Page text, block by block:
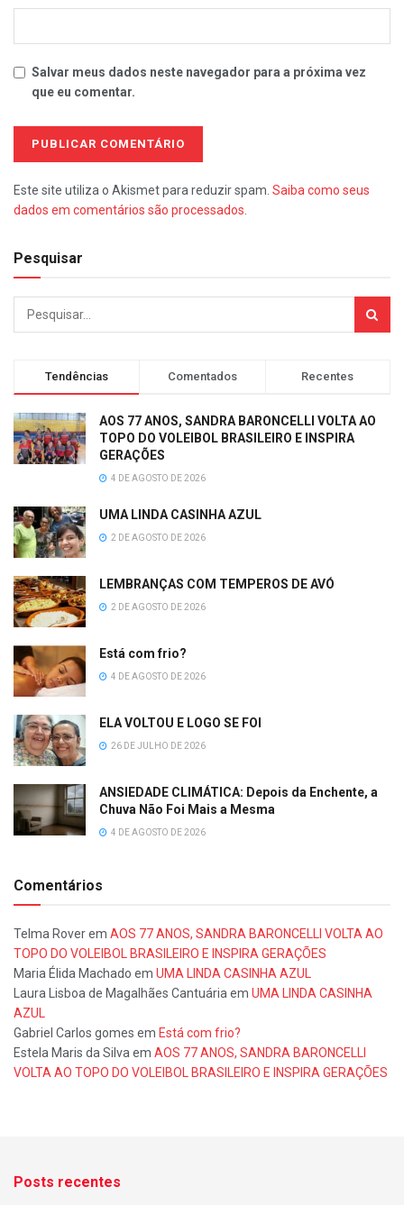
Salvar meus dados neste navegador para a próxima vez
que eu comentar.
Este site utiliza o Akismet para reduzir spam. Saiba como seus
dados em comentários são processados
Pesquisar
Tendências Comentados Recentes
AOS 77 ANOS, SANDRA BARONCELLI VOLTA AO
TOPO DO VOLEIBOL BRASILEIRO E INSPIRA
GERAÇÕES
4 DE AGOSTO DE 2026
UMA LINDA CASINHA AZUL
2 DE AGOSTO DE 2026
LEMBRANÇAS COM TEMPEROS DE AVÓ
2 DE AGOSTO DE 2026
Está com frio?
4 DE AGOSTO DE 2026
ELA VOLTOU E LOGO SE FOI
26 DE JULHO DE 2026
ANSIEDADE CLIMÁTICA: Depois da Enchente, a
Chuva Não Foi Mais a Mesma
4 DE AGOSTO DE 2026
Comentários
Telma Roverem AOS 77 ANOS, SANDRA BARONCELLI VOLTA AO
TOPO DO VOLEIBOL BRASILEIRO E INSPIRA GERAÇÕES
Maria Élida Machado em UMA LINDA CASINHA AZUL
Laura Lisboa de Magalhães Cantuáriaem UMA LINDA CASINHA
AZUL
Gabriel Carlos gomes em Está com frio?
Estela Maris da Silvaem AOS 77 ANOS, SANDRA BARONCELLI
VOLTA AO TOPO DO VOLEIBOL BRASILEIRO E INSPIRA GERAÇÕES
Posts recentes